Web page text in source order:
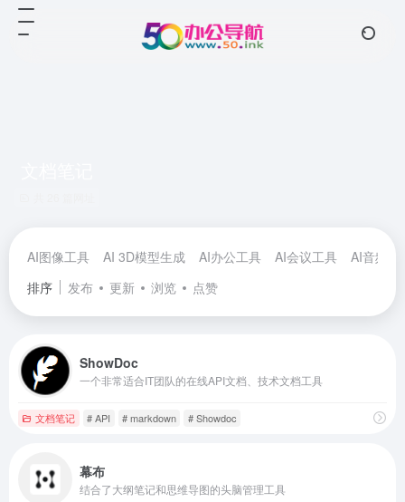
AI图像工具 AI 3D模型生成 AI办公工具 AI会议工具
AI音频工
排序
发布 更新 浏览 点赞
ShowDoc
一个非常适合IT团队的在线API文档、技术文档工具
文档笔记 # API # markdown # Showdoc
幕布
结合了大纲笔记和思维导图的头脑管理工具